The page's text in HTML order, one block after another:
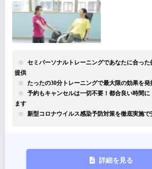
セミパーソナルトレーニングであなたに合っ
提供
たったの30分トレーニングで最大限の効果を
予約もキャンセルは一切不要！都合良い時間
ます
新型コロナウイルス感染予防対策を徹底実施で
詳細を見る